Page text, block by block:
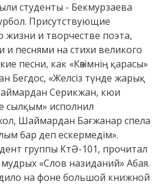
студенты - Бекмурзаева
Присутствующие
и творчестве поэта,
и песнями на стихи великого
песни, как «Көзімнің қарасы»
Бегдос, «Желсіз түнде жарық
Серикжан, кюи
сылқым» исполнил
Шаймардан Бағжанар спела
бар деп ескермедім».
группы КтӘ-101, прочитал
«Слов назиданий» Абая.
на фоне большой книжной